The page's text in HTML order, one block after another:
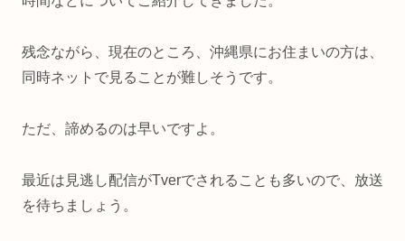
残念ながら、現在のところ、沖縄県にお住まいの方は、
同時ネットで見ることが難しそうです。
ただ、諦めるのは早いですよ。
最近は見逃し配信がTverでされることも多いので、放送
を待ちましょう。